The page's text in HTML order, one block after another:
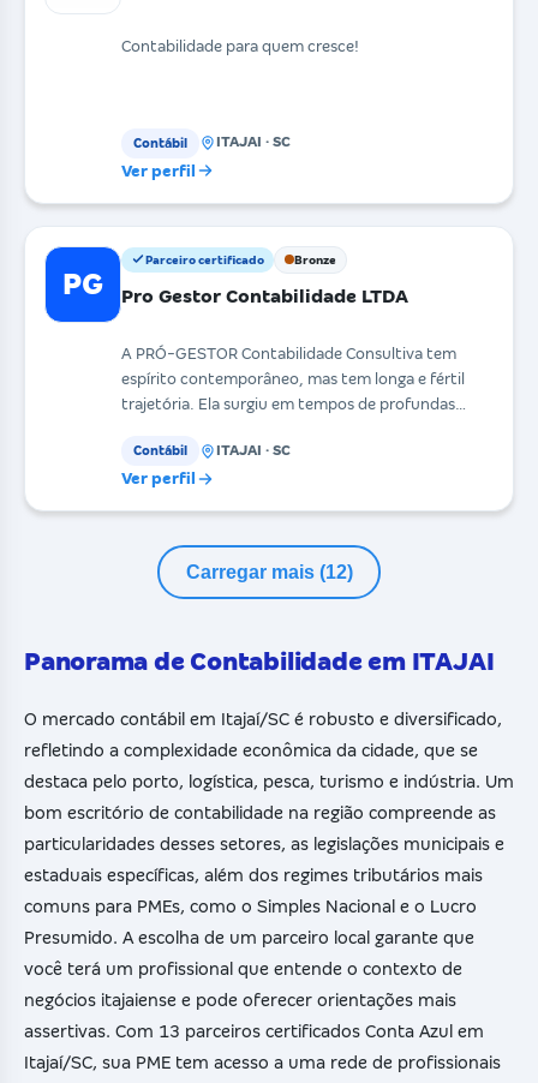
Contabilidade para quem cresce!
Contábil ITAJAI · SC
Ver perfil
PG
Parceiro certificado Bronze
Pro Gestor Contabilidade LTDA
A PRÓ-GESTOR Contabilidade Consultiva tem
espírito contemporâneo, mas tem longa e fértil
trajetória. Ela surgiu em tempos de profundas
Contábil ITAJAI · SC
Ver perfil
Carregar mais (12)
Panorama de Contabilidade em ITAJAI
O mercado contábil em Itajaí/SC é robusto e diversificado,
refletindo a complexidade econômica da cidade, que se
destaca pelo porto, logística, pesca, turismo e indústria. Um
bom escritório de contabilidade na região compreende as
particularidades desses setores, as legislações municipais e
estaduais específicas, além dos regimes tributários mais
comuns para PMEs, como o Simples Nacional e o Lucro
Presumido. A escolha de um parceiro local garante que
você terá um profissional que entende o contexto de
negócios itajaiense e pode oferecer orientações mais
assertivas. Com 13 parceiros certificados Conta Azul em
Itajaí/SC, sua PME tem acesso a uma rede de profissionais